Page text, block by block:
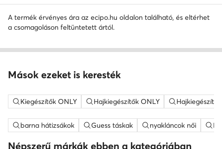
A termék érvényes ára az ecipo.hu oldalon található, és eltérhet
a csomagoláson feltüntetett ártól.
Mások ezeket is keresték
Kiegészítők ONLY Hajkiegészítők ONLY
barna hátizsákok Guess táskak nyakláncok női
Népszerű márkák ebben a kategóriában